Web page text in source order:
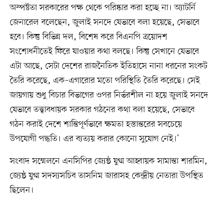
অস্পষ্টতা সরকারের পক্ষ থেকে পরিষ্কার করা হচ্ছে না। অ্যাটর্নি
জেনারেল বলেছেন, জুলাই সনদে যেভাবে বলা হয়েছে, সেভাবে
হবে। কিন্তু বিভিন্ন দল, বিশেষ করে বিএনপি ত্রয়োদশ
সংশোধনীতেই ফিরে যাওয়ার কথা বলছে। কিন্তু সেখানে যেভাবে
এটা আছে, সেটা দেশের রাজনৈতিক ইতিহাসে নানা ধরনের সংকট
তৈরি করেছে, এক–এগারোর মতো পরিস্থিতি তৈরি করেছে। সেই
জায়গায় শুধু বিচার বিভাগের ওপর নির্ভরশীল না হয়ে জুলাই সনদে
যেভাবে তত্ত্বাবধায়ক সরকার গঠনের কথা বলা হয়েছে, সেভাবে
গঠন করাই দেশে শান্তিপূর্ণভাবে ক্ষমতা হস্তান্তরের সবচেয়ে
উপযোগী পদ্ধতি। এর ব্যত্যয় করার কোনো সুযোগ নেই।’
সংবাদ সম্মেলনে এনসিপির জ্যেষ্ঠ যুগ্ম আহ্বায়ক সামান্তা শারমিন,
জ্যেষ্ঠ যুগ্ম সদস্যসচিব তাসনিম জারাসহ কেন্দ্রীয় নেতারা উপস্থিত
ছিলেন।